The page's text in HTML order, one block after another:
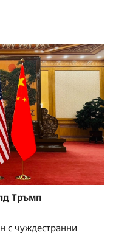
Тръмп
с чуждестранни